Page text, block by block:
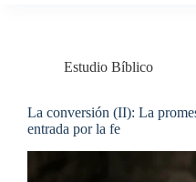
Estudio Bíblico
La conversión (II): La
entrada por la fe